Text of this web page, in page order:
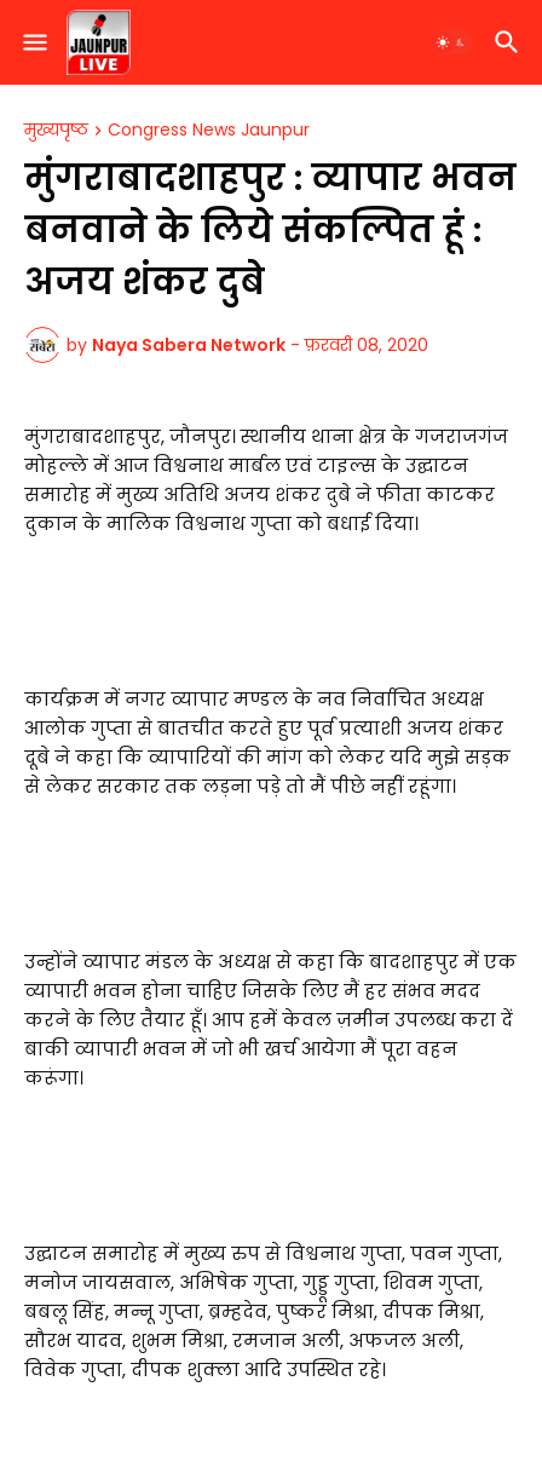
मुख्यपृष्ठ Congress News Jaunpur
मुंगराबादशाहपुर : व्यापार भवन
बनवाने के लिये संकल्पित हूं :
अजय शंकर दुबे
by Naya Sabera Network - फ़रवरी 08, 2020
मुंगराबादशाहपुर, जौनपुर। स्थानीय थाना क्षेत्र के गजराजगंज
मोहल्ले में आज विश्वनाथ मार्बल एवं टाइल्स के उद्घाटन
समारोह में मुख्य अतिथि अजय शंकर दुबे ने फीता काटकर
दुकान के मालिक विश्वनाथ गुप्ता को बधाई दिया।
कार्यक्रम में नगर व्यापार मण्डल के नव निर्वाचित अध्यक्ष
आलोक गुप्ता से बातचीत करते हुए पूर्व प्रत्याशी अजय शंकर
दूबे ने कहा कि व्यापारियों की मांग को लेकर यदि मुझे सड़क
से लेकर सरकार तक लड़ना पड़े तो मैं पीछे नहीं रहूंगा।
उन्होंने व्यापार मंडल के अध्यक्ष से कहा कि बादशाहपुर में एक
व्यापारी भवन होना चाहिए जिसके लिए मैं हर संभव मदद
करने के लिए तैयार हूँ। आप हमें केवल ज़मीन उपलब्ध करा दें
बाकी व्यापारी भवन में जो भी खर्च आयेगा मैं पूरा वहन
करूंगा।
उद्घाटन समारोह में मुख्य रुप से विश्वनाथ गुप्ता, पवन गुप्ता,
मनोज जायसवाल, अभिषेक गुप्ता, गुड्डू गुप्ता, शिवम गुप्ता,
बबलू सिंह, मन्नू गुप्ता, ब्रम्हदेव, पुष्कर मिश्रा, दीपक मिश्रा,
सौरभ यादव, शुभम मिश्रा, रमजान अली, अफजल अली,
विवेक गुप्ता, दीपक शुक्ला आदि उपस्थित रहे।